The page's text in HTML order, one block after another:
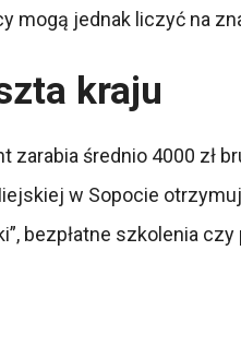
mogą jednak liczyć na
kraju
średnio 4000 zł
w Sopocie
bezpłatne szkolenia